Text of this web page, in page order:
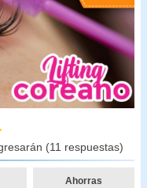
(11 respuestas)
Ahorras